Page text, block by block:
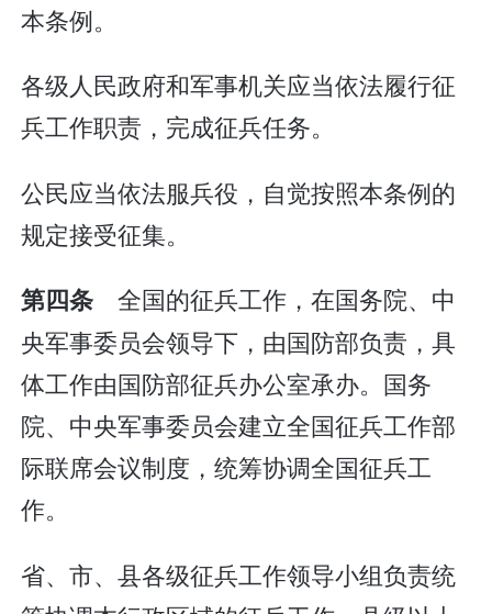
本条例。
各级人民政府和军事机关应当依法履行征
兵工作职责，完成征兵任务。
公民应当依法服兵役，自觉按照本条例的
规定接受征集。
第四条 全国的征兵工作，在国务院、中
央军事委员会领导下，由国防部负责，具
体工作由国防部征兵办公室承办。国务
院、中央军事委员会建立全国征兵工作部
际联席会议制度，统筹协调全国征兵工
作。
省、市、县各级征兵工作领导小组负责统